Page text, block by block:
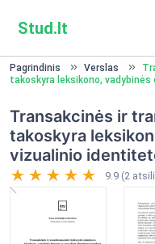
Stud.lt
Pagrindinis Verslas
takoskyra leksikono,
Transakcinės ir
takoskyra
vizualinio
9.9 (2